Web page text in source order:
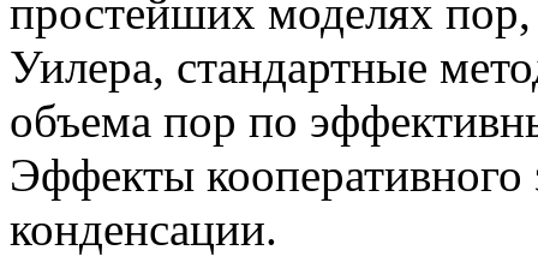
простейших моделях
Уилера, стандартные
объема пор по
Эффекты
конденсации.